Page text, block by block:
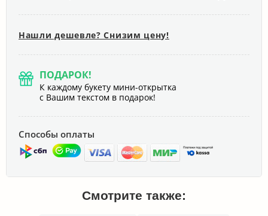
Нашли дешевле? Снизим цену!
ПОДАРОК!
К каждому букету мини-открытка
с Вашим текстом в подарок!
Способы оплаты
Смотрите также: